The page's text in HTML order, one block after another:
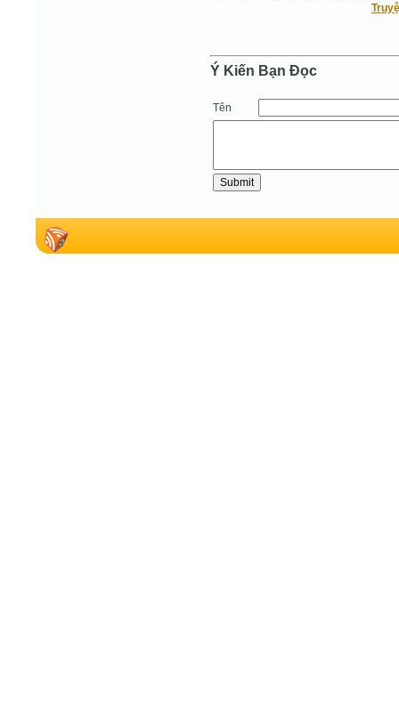
Ý Kiến Bạn Ðọc
Tên